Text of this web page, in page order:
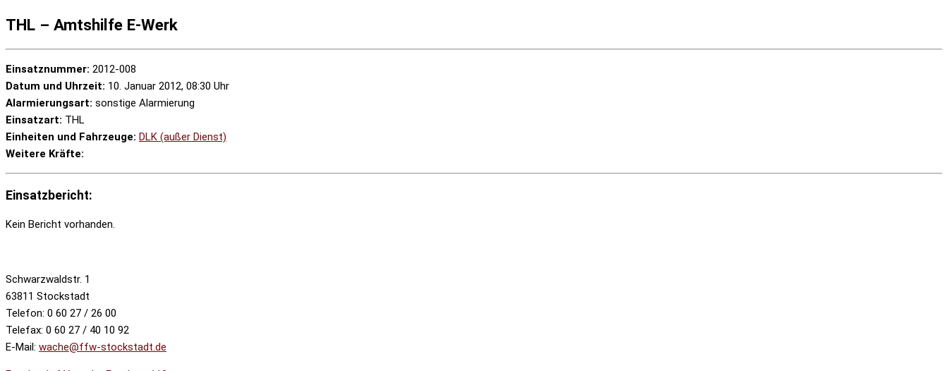
THL – Amtshilfe E-Werk
Einsatznummer: 2012-008
Datum und Uhrzeit: 10. Januar 2012, 08:30 Uhr
Alarmierungsart: sonstige Alarmierung
Einsatzart: THL
Einheiten und Fahrzeuge: DLK (außer Dienst)
Weitere Kräfte:
Einsatzbericht:
Kein Bericht vorhanden.
Schwarzwaldstr. 1
63811 Stockstadt
Telefon: 0 60 27 / 26 00
Telefax: 0 60 27 / 40 10 92
E-Mail: wache@ffw-stockstadt.de